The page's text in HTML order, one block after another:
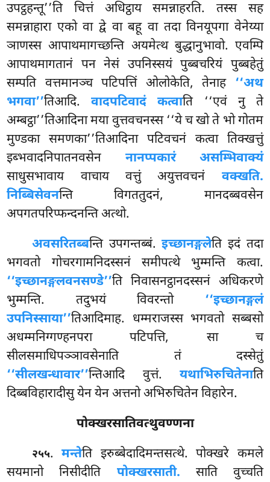
उपट्ठहन्तू’’ति चित्तं अधिट्ठाय समन्नाहरति. तस्स सह
समन्नाहारा एको वा द्वे वा बहू वा तदा विनयूपगा वेनेय्या
ञाणस्स आपाथमागच्छन्ति अयमेत्थ बुद्धानुभावो. एवम्पि
आपाथमागतानं पन नेसं उपनिस्सयं पुब्बचरियं पुब्बहेतुं
सम्पति वत्तमानञ्च पटिपत्तिं ओलोकेति, तेनाह ‘‘अथ
भगवा’’तिआदि.वादपटिवादं कत्वाति ‘‘एवं नु ते
अम्बट्ठा’’तिआदिना मया वुत्तवचनस्स ‘‘ये च खो ते भो गोतम
मुण्डका समणका’’तिआदिना पटिवचनं कत्वा तिक्खत्तुं
इब्भवादनिपातनवसेन नानप्पकारं असम्भिवाक्यं
साधुसभावाय वाचाय वत्तुं अयुत्तवचनं वक्खति.
निब्बिसेवनन्ति विगततुदनं, मानदब्बवसेन
अपगतपरिप्फन्दनन्ति अत्थो.
अवसरितब्बन्ति उपगन्तब्बं.इच्छानङ्गलेति इदं तदा
भगवतो गोचरगामनिदस्सनं समीपत्थे भुम्मन्ति कत्वा.
‘‘इच्छानङ्गलवनसण्डे’’ति निवासनट्ठानदस्सनं अधिकरणे
भुम्मन्ति. तदुभयं विवरन्तो ‘‘इच्छानङ्गलं
उपनिस्साया’’तिआदिमाह. धम्मराजस्स भगवतो सब्बसो
अधम्मनिग्गण्हनपरा पटिपत्ति, सा च
सीलसमाधिपञ्ञावसेनाति तं दस्सेतुं
‘‘सीलखन्धावार’’न्तिआदि वुत्तं. यथाभिरुचितेनाति
दिब्बविहारादीसु येन येन अत्तनो अभिरुचितेन विहारेन.
पोक्खरसातिवत्थुवण्णना
२५५.मन्तेति इरुब्बेदादिमन्तसत्थे. पोक्खरे कमले
सयमानो निसीदीति पोक्खरसाती. साति वुच्चति